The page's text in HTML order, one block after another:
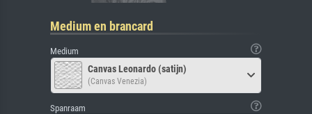
Medium en brancard
Medium
Canvas Leonardo (satijn)
(Canvas Venezia)
Spanraam